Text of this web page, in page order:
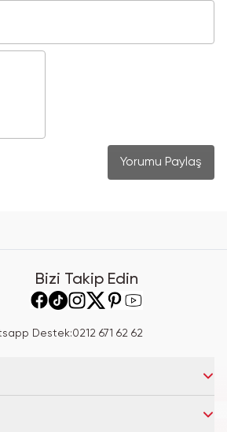
Yorumu Paylaş
Bizi Takip Edin
Destek:0212 671 62 62